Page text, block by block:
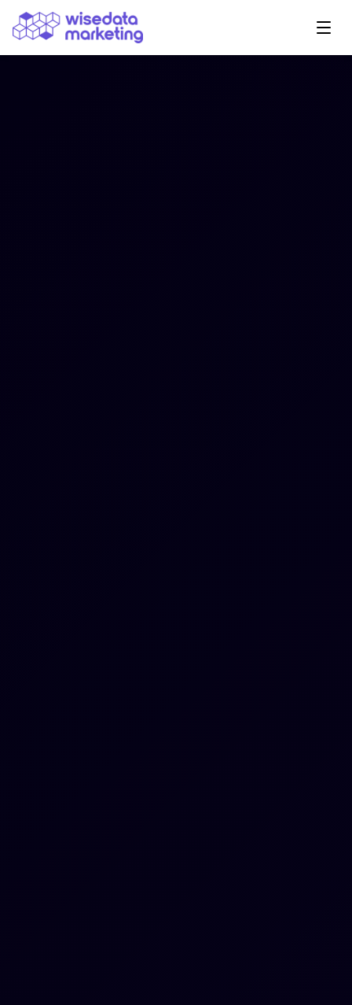
Navegação Principal